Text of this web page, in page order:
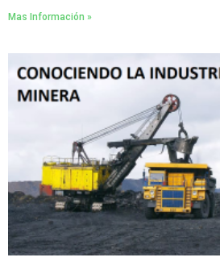
Mas Información »